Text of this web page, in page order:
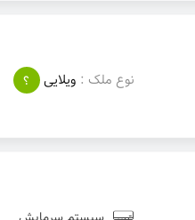
نوع ملک : ویلایی
؟